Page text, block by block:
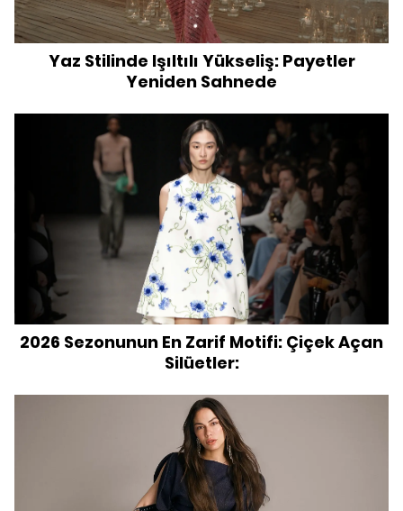
Yaz Stilinde Işıltılı Yükseliş: Payetler
Yeniden Sahnede
2026 Sezonunun En Zarif Motifi: Çiçek Açan
Silüetler: